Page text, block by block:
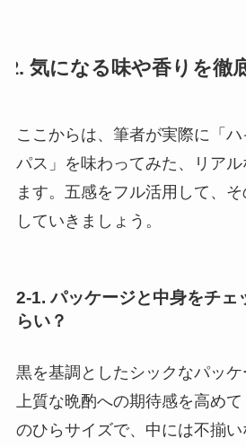
2. 気になる味や香りを徹
ここからは、筆者が実際に「
パス」を味わってみた、リア
ます。五感をフル活用して、
していきましょう。
2-1. パッケージと中身をチェ
らい？
黒を基調としたシックなパッケ
上質な晩酌への期待感を高め
のひらサイズで、中には不揃